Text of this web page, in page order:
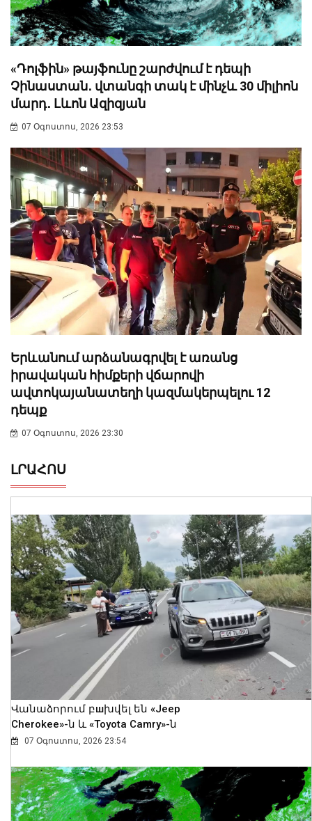
«Դոլֆին» թայֆունը շարժվում է դեպի
Չինաստան․ վտանգի տակ է մինչև 30 միլիոն
մարդ․ Լևոն Ազիզյան
07 Օգոստոս, 2026 23:53
Երևանում արձանագրվել է առանց
իրավական հիմքերի վճարովի
ավտոկայանատեղի կազմակերպելու 12
դեպք
07 Օգոստոս, 2026 23:30
ԼՐԱՀՈՍ
Վանաձորում բшխվել են «Jeep
Cherokee»-ն և «Toyota Camry»-ն
07 Օգոստոս, 2026 23:54